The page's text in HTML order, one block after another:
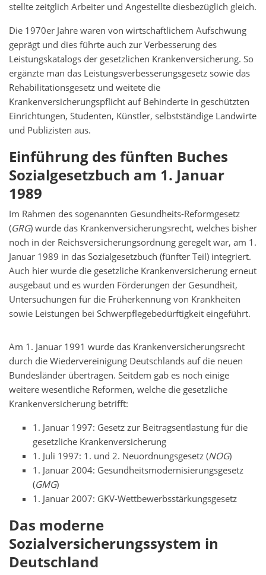
stellte zeitglich Arbeiter und Angestellte diesbezüglich gleich.
Die 1970er Jahre waren von wirtschaftlichem Aufschwung
geprägt und dies führte auch zur Verbesserung des
Leistungskatalogs der gesetzlichen Krankenversicherung. So
ergänzte man das Leistungsverbesserungsgesetz sowie das
Rehabilitationsgesetz und weitete die
Krankenversicherungspflicht auf Behinderte in geschützten
Einrichtungen, Studenten, Künstler, selbstständige Landwirte
und Publizisten aus.
Einführung des fünften Buches
Sozialgesetzbuch am 1. Januar
1989
Im Rahmen des sogenannten Gesundheits-Reformgesetz
(GRG) wurde das Krankenversicherungsrecht, welches bisher
noch in der Reichsversicherungsordnung geregelt war, am 1.
Januar 1989 in das Sozialgesetzbuch (fünfter Teil) integriert.
Auch hier wurde die gesetzliche Krankenversicherung erneut
ausgebaut und es wurden Förderungen der Gesundheit,
Untersuchungen für die Früherkennung von Krankheiten
sowie Leistungen bei Schwerpflegebedürftigkeit eingeführt.
Am 1. Januar 1991 wurde das Krankenversicherungsrecht
durch die Wiedervereinigung Deutschlands auf die neuen
Bundesländer übertragen. Seitdem gab es noch einige
weitere wesentliche Reformen, welche die gesetzliche
Krankenversicherung betrifft:
1. Januar 1997: Gesetz zur Beitragsentlastung für die
gesetzliche Krankenversicherung
1. Juli 1997: 1. und 2. Neuordnungsgesetz (NOG)
1. Januar 2004: Gesundheitsmodernisierungsgesetz
(GMG)
1. Januar 2007: GKV-Wettbewerbsstärkungsgesetz
Das moderne
Sozialversicherungssystem in
Deutschland